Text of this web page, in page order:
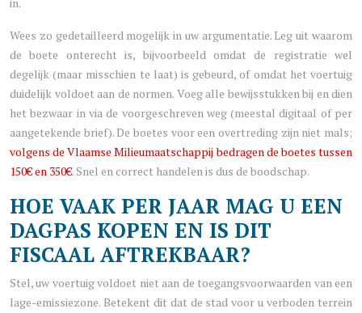
Wees zo gedetailleerd mogelijk in uw argumentatie. Leg uit waarom
de boete onterecht is, bijvoorbeeld omdat de registratie wel
degelijk (maar misschien te laat) is gebeurd, of omdat het voertuig
duidelijk voldoet aan de normen. Voeg alle bewijsstukken bij en dien
het bezwaar in via de voorgeschreven weg (meestal digitaal of per
aangetekende brief). De boetes voor een overtreding zijn niet mals;
volgens de Vlaamse Milieumaatschappij bedragen de boetes tussen
150€ en 350€. Snel en correct handelen is dus de boodschap.
HOE VAAK PER JAAR MAG U EEN
DAGPAS KOPEN EN IS DIT
FISCAAL AFTREKBAAR?
Stel, uw voertuig voldoet niet aan de toegangsvoorwaarden van een
lage-emissiezone. Betekent dit dat de stad voor u verboden terrein